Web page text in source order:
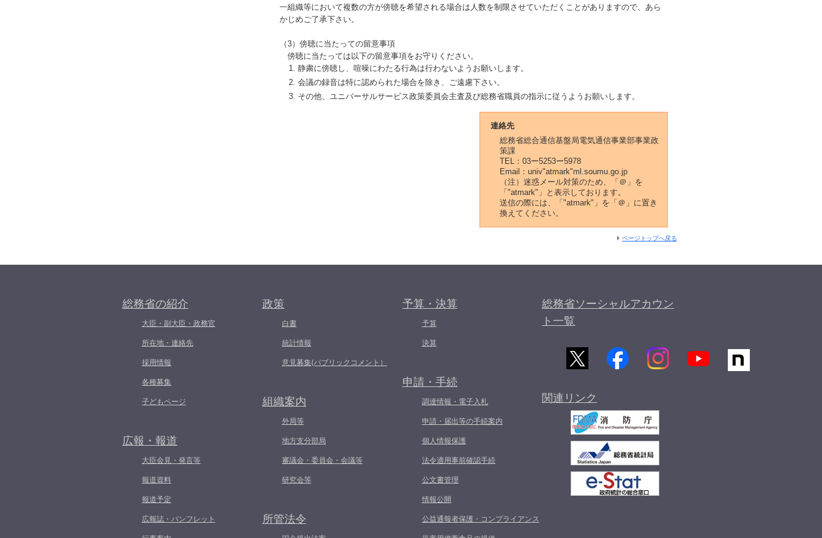
一組織等において複数の方が傍聴を希望される場合は人数を制限させていただくことがありますので、あら
かじめご了承下さい。
（3）傍聴に当たっての留意事項
傍聴に当たっては以下の留意事項をお守りください。
静粛に傍聴し、喧噪にわたる行為は行わないようお願いします。
会議の録音は特に認められた場合を除き、ご遠慮下さい。
その他、ユニバーサルサービス政策委員会主査及び総務省職員の指示に従うようお願いします。
連絡先
総務省総合通信基盤局電気通信事業部事業政
策課
TEL：03ー5253ー5978
Email：univ"atmark"ml.soumu.go.jp
（注）迷惑メール対策のため、「＠」を
「"atmark"」と表示しております。
送信の際には、「"atmark"」を「＠」に置き
換えてください。
ページトップへ戻る
総務省の紹介
大臣・副大臣・政務官
所在地・連絡先
採用情報
各種募集
子どもページ
広報・報道
大臣会見・発言等
報道資料
報道予定
広報誌・パンフレット
政策
白書
統計情報
意見募集(パブリックコメント）
組織案内
外局等
地方支分部局
審議会・委員会・会議等
研究会等
所管法令
予算・決算
予算
決算
申請・手続
調達情報・電子入札
申請・届出等の手続案内
個人情報保護
法令適用事前確認手続
公文書管理
情報公開
公益通報者保護・コンプライアンス
総務省ソーシャルアカウン
ト一覧
関連リンク